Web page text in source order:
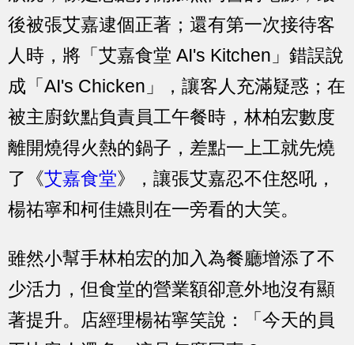
後被張艾嘉逮個正著；還有第一次接待客
人時，將「艾嘉食堂 AI's Kitchen」錯誤說
成「AI's Chicken」，讓客人充滿疑惑；在
被主廚欽點負責員工午餐時，林柏宏數度
離開燒得火熱的鍋子，差點一上工就先燒
了《艾嘉食堂》，讓張艾嘉忍不住怒吼，
楊祐寧和柯佳嬿則在一旁看的大笑。
雖然小幫手林柏宏的加入為餐廳增添了不
少活力，但食堂的營業額卻意外地沒有顯
著提升。店經理楊祐寧笑說：「今天的員